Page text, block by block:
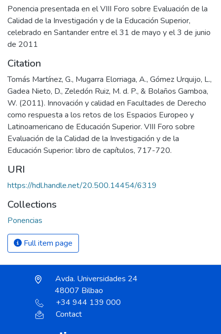
Ponencia presentada en el VIII Foro sobre Evaluación de la
Calidad de la Investigación y de la Educación Superior,
celebrado en Santander entre el 31 de mayo y el 3 de junio
de 2011
Citation
Tomás Martínez, G., Mugarra Elorriaga, A., Gómez Urquijo, L.,
Gadea Nieto, D., Zeledón Ruiz, M. d. P., & Bolaños Gamboa,
W. (2011). Innovación y calidad en Facultades de Derecho
como respuesta a los retos de los Espacios Europeo y
Latinoamericano de Educación Superior. VIII Foro sobre
Evaluación de la Calidad de la Investigación y de la
Educación Superior: libro de capítulos, 717-720.
URI
https://hdl.handle.net/20.500.14454/6319
Collections
Ponencias
Full item page
Avda. Universidades 24
48007 Bilbao
+34 944 139 000
Contact